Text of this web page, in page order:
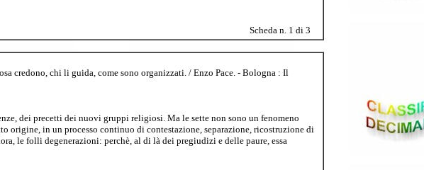
Scheda n. 1 di 3
credono, chi li guida, come sono organizzati. / Enzo Pace. - Bologna : Il
dei precetti dei nuovi gruppi religiosi. Ma le sette non sono un fenomeno
in un processo continuo di contestazione, separazione, ricostruzione di
le folli degenerazioni: perchè, al di là dei pregiudizi e delle paure, essa